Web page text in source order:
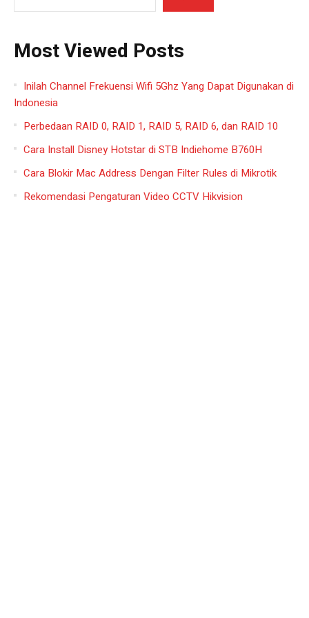
Most Viewed Posts
Inilah Channel Frekuensi Wifi 5Ghz Yang Dapat Digunakan di
Indonesia
Perbedaan RAID 0, RAID 1, RAID 5, RAID 6, dan RAID 10
Cara Install Disney Hotstar di STB Indiehome B760H
Cara Blokir Mac Address Dengan Filter Rules di Mikrotik
Rekomendasi Pengaturan Video CCTV Hikvision